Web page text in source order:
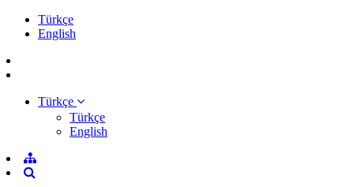
Türkçe
English
Türkçe
Türkçe
English